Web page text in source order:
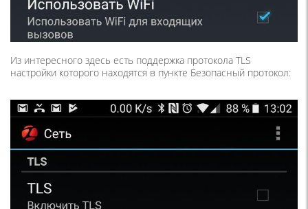
Из интересного здесь есть поддержка протокола TLS
настройки которого находятся в пункте Безопасный протокол: